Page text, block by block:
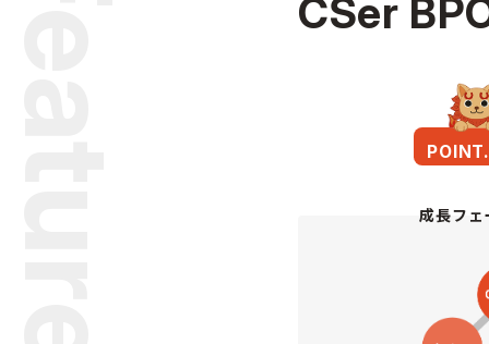
CSer
成長フェ